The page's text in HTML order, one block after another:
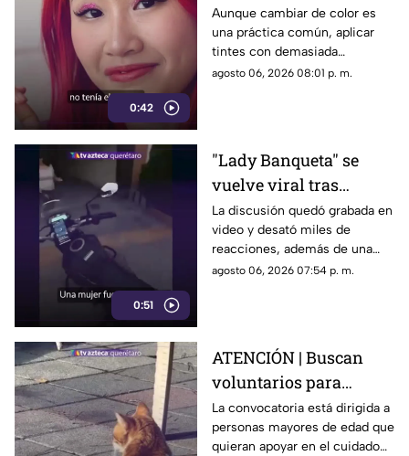
0:42
el cabello?
Especialistas explican
por qué hacerlo
seguido puede dañarlo
Aunque cambiar de color es
una práctica común, aplicar
tintes con demasiada
frecuencia puede afectar la
agosto 06, 2026 08:01 p. m.
0:51
"Lady Banqueta" se
vuelve viral tras
confrontar a un
repartidor; así fue el
momento
La discusión quedó grabada en
video y desató miles de
reacciones, además de una
muestra de apoyo de
agosto 06, 2026 07:54 p. m.
ATENCIÓN | Buscan
voluntarios para
cuidar gatos en una
isla de Grecia
La convocatoria está dirigida a
personas mayores de edad que
quieran apoyar en el cuidado